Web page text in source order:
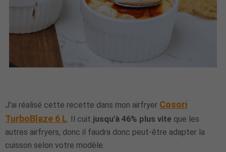
J'ai réalisé cette recette dans mon airfryer Cosori
TurboBlaze 6 L . Il cuit jusqu'à 46% plus vite que les
autres airfryers, donc il faudra donc peut-être adapter la
cuisson selon votre modèle.